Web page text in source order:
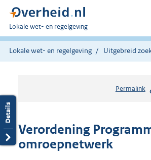
U
bent
hier:
Lokale wet- en regelgeving
Lokale wet- en regelgeving Uitgebreid
Permalink
Verordening
omroepnetwerk